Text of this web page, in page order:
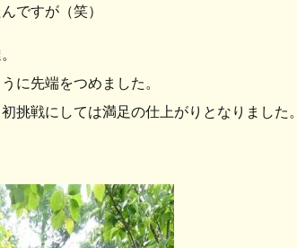
ですが（笑）
に先端をつめました。
挑戦にしては満足の仕上がりとなりました。